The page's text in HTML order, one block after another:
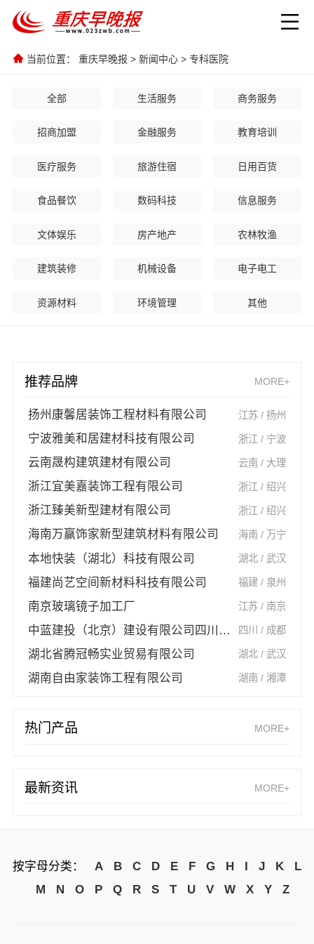
当前位置： 重庆早晚报 > 新闻中心 > 专科医院
全部 生活服务 商务服务
招商加盟 金融服务 教育培训
医疗服务 旅游住宿 日用百货
食品餐饮 数码科技 信息服务
文体娱乐 房产地产 农林牧渔
建筑装修 机械设备 电子电工
资源材料 环境管理 其他
推荐品牌 MORE+
扬州康馨居装饰工程材料有限公司 江苏 / 扬州
宁波雅美和居建材科技有限公司 浙江 / 宁波
云南晟构建筑建材有限公司 云南 / 大理
浙江宜美嘉装饰工程有限公司 浙江 / 绍兴
浙江臻美新型建材有限公司 浙江 / 绍兴
海南万赢饰家新型建筑材料有限公司 海南 / 万宁
本地快装（湖北）科技有限公司 湖北 / 武汉
福建尚艺空间新材料科技有限公司 福建 / 泉州
南京玻璃镜子加工厂 江苏 / 南京
中蓝建投（北京）建设有限公司四川第一分公司 四川 / 成都
湖北省腾冠畅实业贸易有限公司 湖北 / 武汉
湖南自由家装饰工程有限公司 湖南 / 湘潭
热门产品 MORE+
最新资讯 MORE+
按字母分类： A B C D E F G H I J K
L
M
N O P Q R S T U V W X Y Z